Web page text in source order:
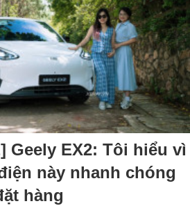
Geely EX2: Tôi hiểu vì
này nhanh chóng
hàng